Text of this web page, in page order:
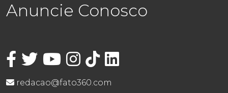
Anuncie Conosco
redacao@fato360.com